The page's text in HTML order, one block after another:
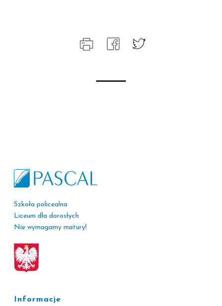
Szkoła policealna
Liceum dla dorosłych
Nie wymagamy matury!
Informacje